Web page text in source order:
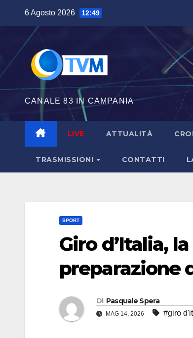
contenuto
6 Agosto 2026 12:49
CANALE 83 IN CAMPANIA
LIVE ATTUALITÀ
TRASMISSIONI CONTATTI
SPORT
Giro d’Italia,
preparazione
Di Pasquale Spera
MAG 14, 2026 #giro